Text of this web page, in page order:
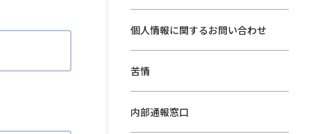
個人情報に関するお問い合わせ
苦情
内部通報窓口